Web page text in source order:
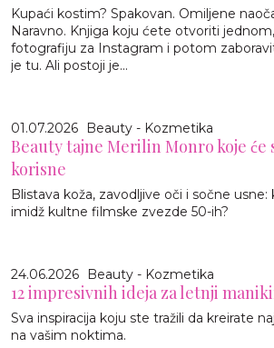
Kupaći kostim? Spakovan. Omiljene
Naravno. Knjiga koju ćete otvoriti
fotografiju za Instagram i potom
je tu. Ali postoji je...
01.07.2026 Beauty - Kozmetika
Beauty tajne Merilin Monro koje će
korisne
Blistava koža, zavodljive oči i sočne
imidž kultne filmske zvezde 50-ih?
24.06.2026 Beauty - Kozmetika
12 impresivnih ideja za letnji
Sva inspiracija koju ste tražili da kreirate
na vašim noktima.